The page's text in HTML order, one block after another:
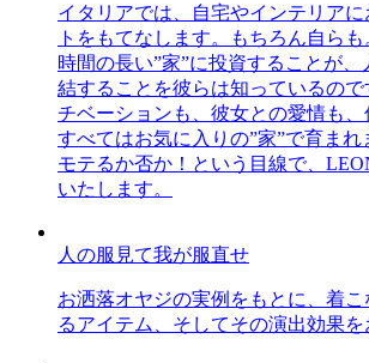
イタリアでは、自宅やインテリア
トをもてなします。もちろん自ら
時間の長い”家”に投資することが
結することを彼らは知っているの
チベーションも、彼女との愛情も、
すべてはお気に入りの”家”で育ま
モテるか否か！という目線で、
いたします。
人の服見て我が服直せ
お洒落オヤジの実例をもとに、着
るアイテム、そしてその演出効果を